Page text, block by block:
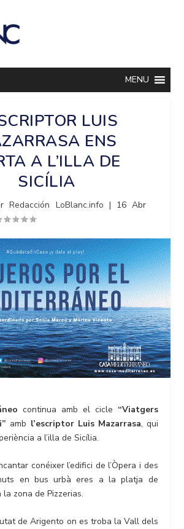
MENU
LUIS
ENS
A L’ILLA DE
SICÍLIA
Redacción LoBlanc.info | 16 Abr
continua amb el cicle “Viatgers
amb l’escriptor Luis Mazarrasa, qui
a l’illa de Sicília.
conéixer l’edifici de l’Òpera i des
en bus urbà eres a la platja de
zona de Pizzerias.
de Arigento on es troba la Vall dels